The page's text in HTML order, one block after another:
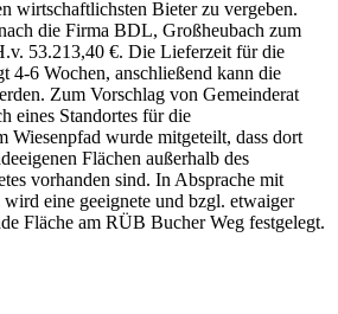
wirtschaftlichsten Bieter zu vergeben.
die Firma BDL, Großheubach zum
53.213,40 €. Die Lieferzeit für die
4-6 Wochen, anschließend kann die
Zum Vorschlag von Gemeinderat
eines Standortes für die
Wiesenpfad wurde mitgeteilt, dass dort
Flächen außerhalb des
vorhanden sind. In Absprache mit
eine geeignete und bzgl. etwaiger
Fläche am RÜB Bucher Weg festgelegt.